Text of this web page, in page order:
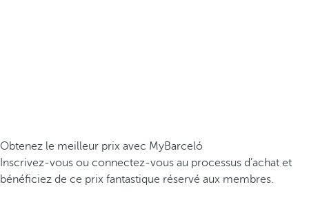
Obtenez le meilleur prix avec MyBarceló
Inscrivez-vous ou connectez-vous au processus d’achat et
bénéficiez de ce prix fantastique réservé aux membres.